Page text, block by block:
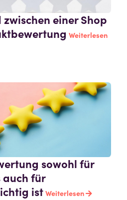
einer Shop
Weiterlesen
sowohl für
auch für
ist Weiterlesen